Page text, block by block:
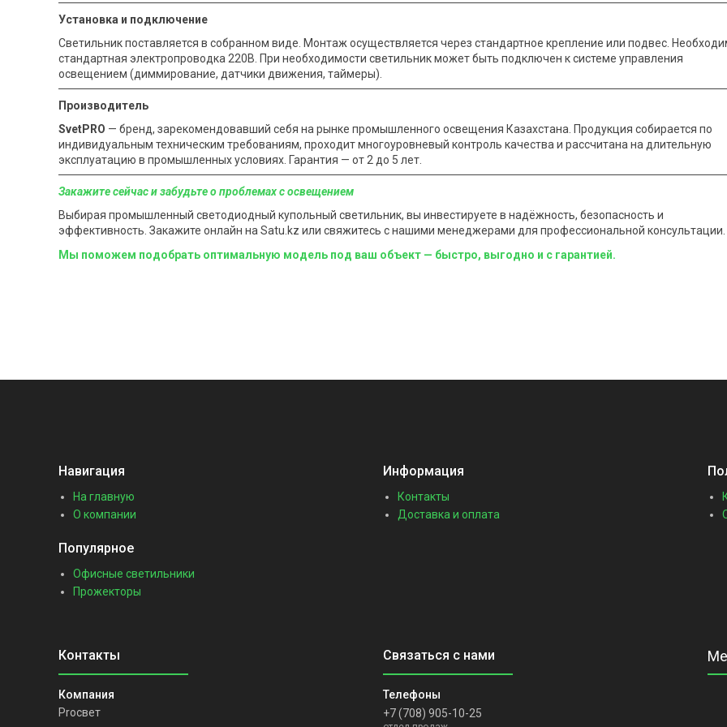
Установка и подключение
Светильник поставляется в собранном виде. Монтаж осуществляется через стандартное крепление или подвес.
стандартная электропроводка 220В. При необходимости светильник может быть подключен к системе управления
освещением (диммирование, датчики движения, таймеры).
Производитель
SvetPRO — бренд, зарекомендовавший себя на рынке промышленного освещения Казахстана. Продукция собирается по
индивидуальным техническим требованиям, проходит многоуровневый контроль качества и рассчитана на длительную
эксплуатацию в промышленных условиях. Гарантия — от 2 до 5 лет.
Закажите сейчас и забудьте о проблемах с освещением
Выбирая промышленный светодиодный купольный светильник, вы инвестируете в надёжность, безопасность и
эффективность. Закажите онлайн на Satu.kz или свяжитесь с нашими менеджерами для профессиональной консультации.
Мы поможем подобрать оптимальную модель под ваш объект — быстро, выгодно и с гарантией.
Навигация
На главную
О компании
Информация
Контакты
Доставка и оплата
Популярное
Офисные светильники
Прожекторы
Proсвет +7 (708) 905-10-25